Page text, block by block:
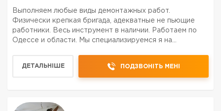
Выполняем любые виды демонтажных работ.
Физически крепкая бригада, адекватные не пьющие
работники. Весь инструмент в наличии. Работаем по
Одессе и области. Мы специализируемся я на
сельскохозяйственные объ...
ДЕТАЛЬНІШЕ ПОДЗВОНІТЬ МЕНІ